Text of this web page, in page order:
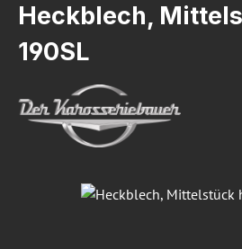
Heckblech,
190SL
Bildergalerie überspringen